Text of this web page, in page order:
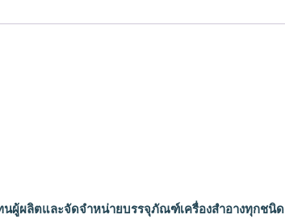
นผู้ผลิตและจัดจำหน่ายบรรจุภัณฑ์เครื่องสำอางทุกชนิด